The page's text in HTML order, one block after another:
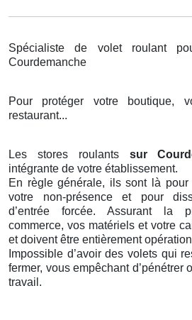
Spécialiste de volet roulant
Courdemanche
Pour protéger votre boutique,
restaurant...
Les stores roulants sur
intégrante de votre établissement.
En règle générale, ils sont là
votre non-présence et pour
d’entrée forcée. Assurant la
commerce, vos matériels et votre
et doivent être entièrement
Impossible d’avoir des volets qui
fermer, vous empêchant d’pénétrer
travail.